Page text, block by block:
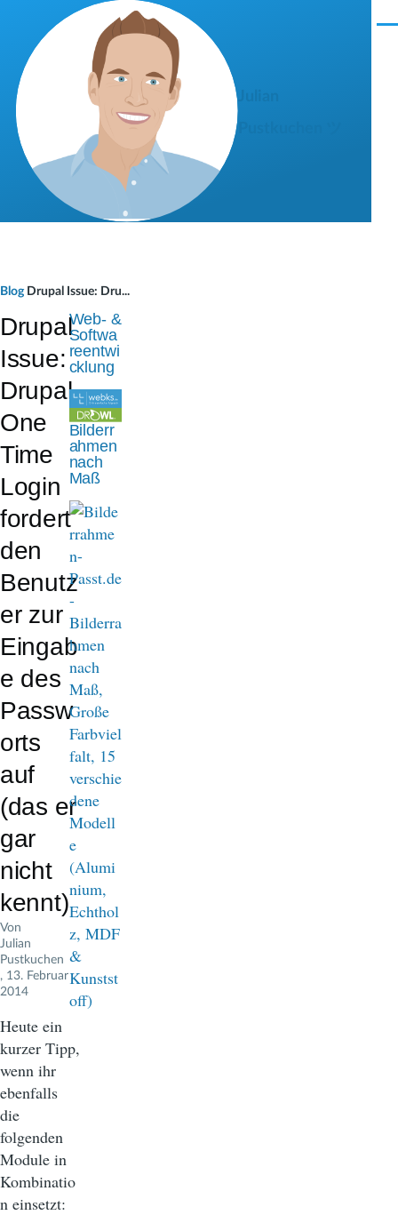
Direkt zum Inhalt
M
a
d
n
a
v
i
g
a
t
i
o
n
Blog Drupal Issue: Dru...
Drupal
Issue:
Drupal
One
Time
Login
fordert
den
Benutz
er zur
Eingab
e des
Passw
orts
auf
(das er
gar
nicht
kennt)
Von
Julian
Pustkuchen
, 13. Februar
2014
Heute ein
kurzer Tipp,
wenn ihr
ebenfalls
die
folgenden
Module in
Kombinatio
n einsetzt:
Web- &
Softwa
reentwi
cklung
Bilderr
ahmen
nach
Maß